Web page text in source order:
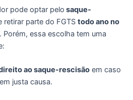
pode optar pelo saque-
retirar parte do FGTS todo ano no
. Porém, essa escolha tem uma
ao saque-rescisãoem caso
justa causa.